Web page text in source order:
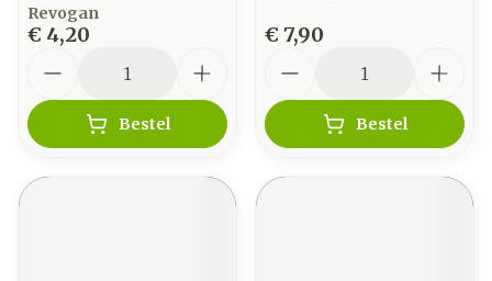
Revogan
€ 4,20
Bestel
€ 7,90
Bestel